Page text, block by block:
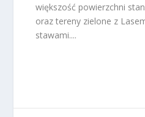
większość powierzchni
oraz tereny zielone z
stawami....